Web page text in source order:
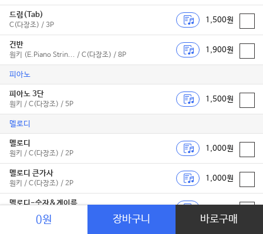
드럼(Tab)
C(다장조) / 3P
1,500원
건반
원키 (E.Piano Strin... / C(다장조) / 8P
1,900원
피아노
피아노 3단
원키 / C(다장조) / 5P
1,500원
멜로디
멜로디
원키 / C(다장조) / 2P
1,000원
멜로디 큰가사
원키 / C(다장조) / 2P
1,000원
멜로디-숫자&계이름
(쉬운 멜로디 for 칼림바,리... / C(다장조) / 2P
0원 장바구니 바로구매